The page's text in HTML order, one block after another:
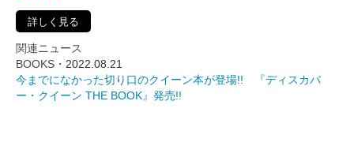
詳しく見る
関連ニュース
BOOKS・ 2022.08.21
今までになかった切り口のクイーン本が登場!! 『ディスカバ
ー・クイーン THE BOOK』発売!!